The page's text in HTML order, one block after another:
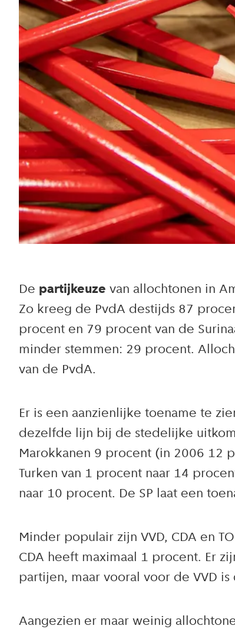
De partijkeuze van allochtonen in
Zo kreeg de PvdA destijds 87
procent en 79 procent van de
minder stemmen: 29 procent.
van de PvdA.
Er is een aanzienlijke toename te
dezelfde lijn bij de stedelijke
Marokkanen 9 procent (in 2006 12
Turken van 1 procent naar 14
naar 10 procent. De SP laat een
Minder populair zijn VVD, CDA en
CDA heeft maximaal 1 procent. Er
partijen, maar vooral voor de VVD
Aangezien er maar weinig